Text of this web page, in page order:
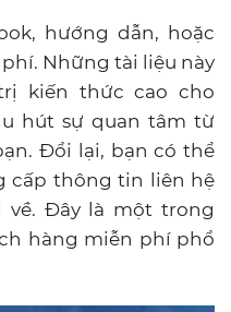
hướng dẫn, hoặc
Những tài liệu này
kiến thức cao cho
hút sự quan tâm từ
Đổi lại, bạn có thể
cấp thông tin liên hệ
về. Đây là một trong
hàng miễn phí phổ